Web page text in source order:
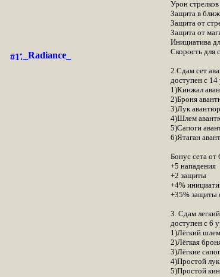
_Radiance_
Урон
Защита в
Защита от
Защита от
Инициатива
Скорость для
2.Сдам сет
доступен с
1)Кинжал
2)Броня
3)Лук
4)Шлем
5)Сапоги
6)Ятаган
Бонус сета от
+5 нападения
+2 защиты
+4%
+35% защиты
3. Сдам
доступен с 6
1)Лёгкий
2)Лёгкая
3)Лёгкие
4)Простой
5)Простой